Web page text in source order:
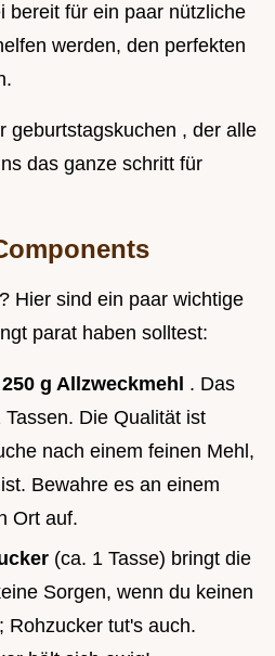
bereit für ein paar nützliche
werden, den perfekten
geburtstagskuchen , der alle
das ganze schritt für
Hier sind ein paar wichtige
parat haben solltest:
250 g Allzweckmehl . Das
Die Qualität ist
nach einem feinen Mehl,
Bewahre es an einem
Ort auf.
(ca. 1 Tasse) bringt die
Sorgen, wenn du keinen
Rohzucker tut's auch.